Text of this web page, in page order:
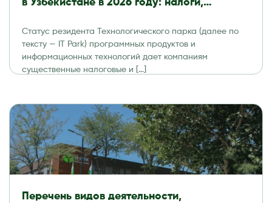
в Узбекистане в 2026 году: налоги,
Статус резидента Технологического парка (далее по
тексту — IT Park) программных продуктов и
информационных технологий дает компаниям
существенные налоговые и […]
Перечень видов деятельности,